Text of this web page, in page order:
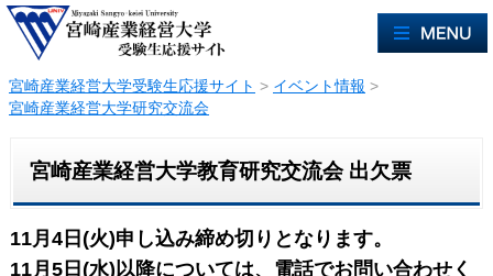
宮崎産業経営大学受験生応援サイト > イベント情報 >
宮崎産業経営大学研究交流会
宮崎産業経営大学教育研究交流会 出欠票
11月4日(火)申し込み締め切りとなります。
11月5日(水)以降については、電話でお問い合わせく